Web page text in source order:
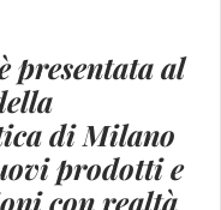
presentata al
di Milano
prodotti e
con realtà